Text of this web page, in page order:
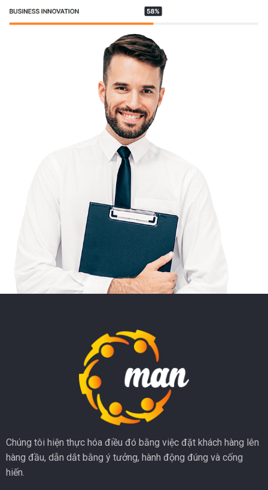
Chúng tôi hiện thực hóa điều đó bằng việc đặt khách hàng lên
hàng đầu, dẫn dắt bằng ý tưởng, hành động đúng và cống
hiến.